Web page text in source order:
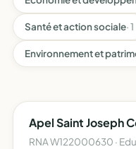
Santé et action sociale· 1
Environnement et
Apel Saint Joseph
RNA W122000630 ·